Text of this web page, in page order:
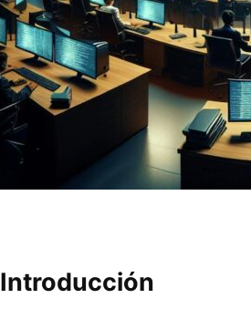
Introducción